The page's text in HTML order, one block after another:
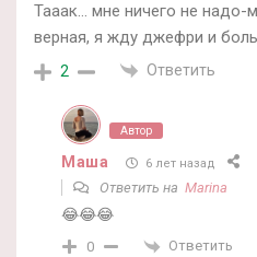
Тааак… мне ничего не надо-
верная, я жду джефри и
2 Ответить
Автор
Маша 6 лет назад
Ответить на Marina
😂😂😂
0 Ответить